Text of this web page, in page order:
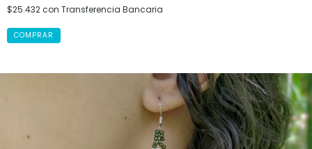
$25.432con Transferencia Bancaria